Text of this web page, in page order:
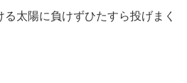
太陽に負けずひたすら投げまく